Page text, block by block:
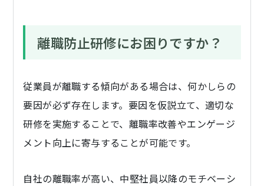
離職防止研修にお困りですか？
従業員が離職する傾向がある場合は、何かしらの
要因が必ず存在します。要因を仮説立て、適切な
研修を実施することで、離職率改善やエンゲージ
メント向上に寄与することが可能です。
自社の離職率が高い、中堅社員以降のモチベーシ